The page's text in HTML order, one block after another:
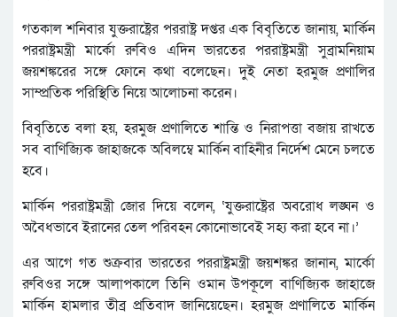
গতকাল শনিবার যুক্তরাষ্ট্রের পররাষ্ট্র দপ্তর এক বিবৃতিতে জানায়, মার্কিন
পররাষ্ট্রমন্ত্রী মার্কো রুবিও এদিন ভারতের পররাষ্ট্রমন্ত্রী সুব্রামনিয়াম
জয়শঙ্করের সঙ্গে ফোনে কথা বলেছেন। দুই নেতা হরমুজ প্রণালির
সাম্প্রতিক পরিস্থিতি নিয়ে আলোচনা করেন।
বিবৃতিতে বলা হয়, হরমুজ প্রণালিতে শান্তি ও নিরাপত্তা বজায় রাখতে
সব বাণিজ্যিক জাহাজকে অবিলম্বে মার্কিন বাহিনীর নির্দেশ মেনে চলতে
হবে।
মার্কিন পররাষ্ট্রমন্ত্রী জোর দিয়ে বলেন, ‘যুক্তরাষ্ট্রের অবরোধ লঙ্ঘন ও
অবৈধভাবে ইরানের তেল পরিবহন কোনোভাবেই সহ্য করা হবে না।’
এর আগে গত শুক্রবার ভারতের পররাষ্ট্রমন্ত্রী জয়শঙ্কর জানান, মার্কো
রুবিওর সঙ্গে আলাপকালে তিনি ওমান উপকূলে বাণিজ্যিক জাহাজে
মার্কিন হামলার তীব্র প্রতিবাদ জানিয়েছেন। হরমুজ প্রণালিতে মার্কিন